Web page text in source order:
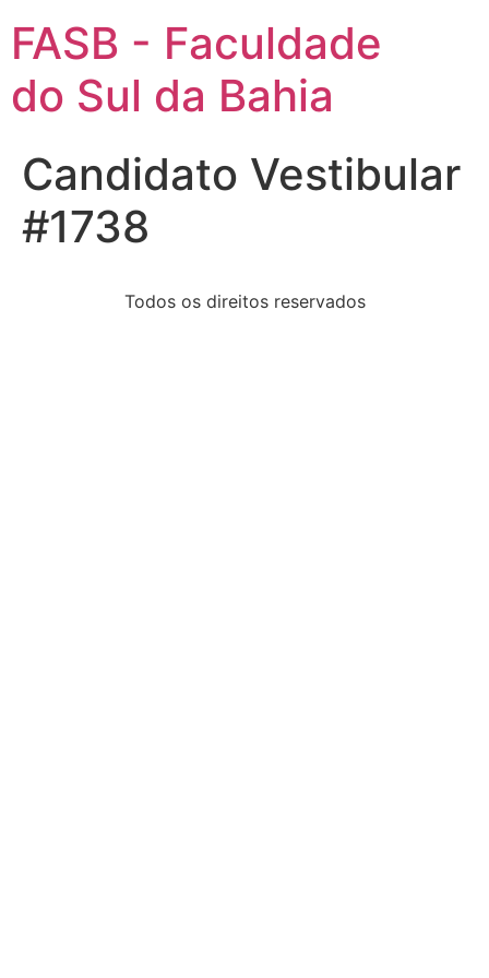
FASB - Faculdade
do Sul da Bahia
Candidato Vestibular
#1738
Todos os direitos reservados